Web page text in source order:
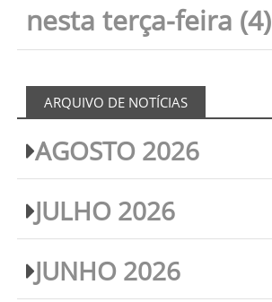
nesta terça-feira (4)
ARQUIVO DE NOTÍCIAS
AGOSTO 2026
JULHO 2026
JUNHO 2026